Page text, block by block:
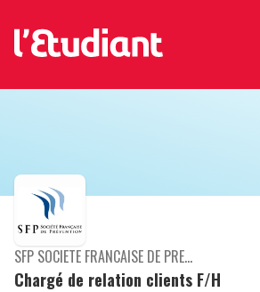
Chargé de relation clients F/H
SFP SOCIETE FRANCAISE DE PREVENTION